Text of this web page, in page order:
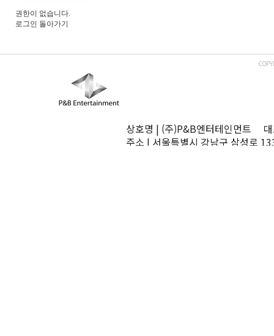
권한이 없습니다.
로그인 돌아가기
상호명 | (주)P&B엔터테인먼트
주소 | 서울특별시 강남구 삼성로